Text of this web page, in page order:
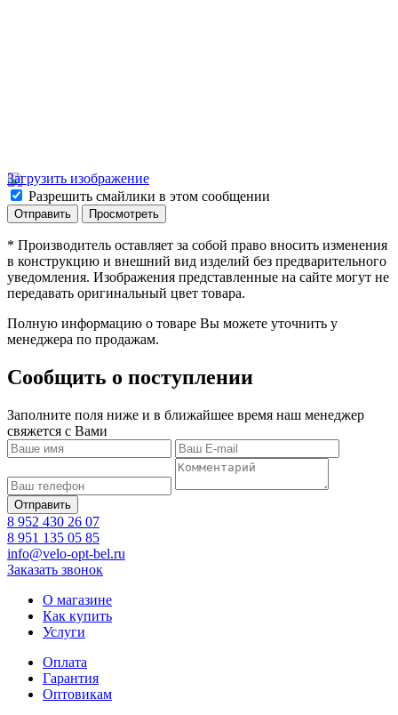
Загрузить изображение
Разрешить смайлики в этом сообщении
* Производитель оставляет за собой право вносить изменения
в конструкцию и внешний вид изделий без предварительного
уведомления. Изображения представленные на сайте могут не
передавать оригинальный цвет товара.
Полную информацию о товаре Вы можете уточнить у
менеджера по продажам.
Сообщить о поступлении
Заполните поля ниже и в ближайшее время наш менеджер
свяжется с Вами
8 952 430 26 07
8 951 135 05 85
info@velo-opt-bel.ru
Заказать звонок
О магазине
Как купить
Услуги
Оплата
Гарантия
Оптовикам